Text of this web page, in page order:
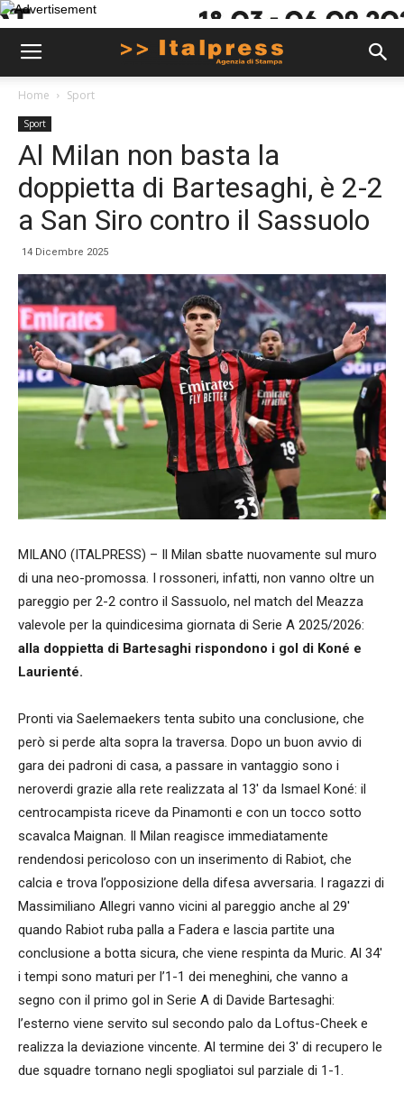
Home Sport
Sport
Al Milan non basta la
doppietta di Bartesaghi, è 2-2
a San Siro contro il Sassuolo
14 Dicembre 2025
MILANO (ITALPRESS) – Il Milan sbatte nuovamente sul muro
di una neo-promossa. I rossoneri, infatti, non vanno oltre un
pareggio per 2-2 contro il Sassuolo, nel match del Meazza
valevole per la quindicesima giornata di Serie A 2025/2026:
alla doppietta di Bartesaghi rispondono i gol di Koné e
Laurienté.
Pronti via Saelemaekers tenta subito una conclusione, che
però si perde alta sopra la traversa. Dopo un buon avvio di
gara dei padroni di casa, a passare in vantaggio sono i
neroverdi grazie alla rete realizzata al 13′ da Ismael Koné: il
centrocampista riceve da Pinamonti e con un tocco sotto
scavalca Maignan. Il Milan reagisce immediatamente
rendendosi pericoloso con un inserimento di Rabiot, che
calcia e trova l’opposizione della difesa avversaria. I ragazzi di
Massimiliano Allegri vanno vicini al pareggio anche al 29′
quando Rabiot ruba palla a Fadera e lascia partite una
conclusione a botta sicura, che viene respinta da Muric. Al 34′
i tempi sono maturi per l’1-1 dei meneghini, che vanno a
segno con il primo gol in Serie A di Davide Bartesaghi:
l’esterno viene servito sul secondo palo da Loftus-Cheek e
realizza la deviazione vincente. Al termine dei 3′ di recupero le
due squadre tornano negli spogliatoi sul parziale di 1-1.